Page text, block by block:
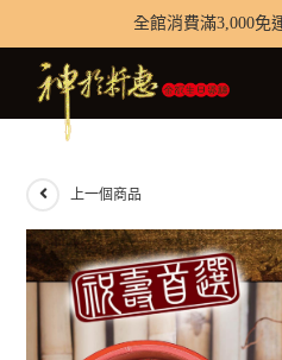
全館消費滿3,000免
上一個商品